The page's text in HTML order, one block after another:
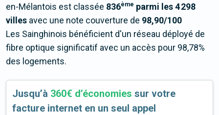
en-Mélantois est classée 836ème parmi les 4 298
villes avec une note couverture de 98,90/100
Les Sainghinois bénéficient d'un réseau déployé de
fibre optique significatif avec un accès pour 98,78%
des logements.
Jusqu’à 360€ d’économies sur votre
facture internet en un seul appel